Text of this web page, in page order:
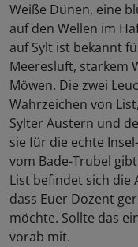
Weiße Dünen, eine
auf den Wellen im
auf Sylt ist bekannt
Meeresluft, starkem
Möwen. Die zwei
Wahrzeichen von
Sylter Austern und
sie für die echte
vom Bade-Trubel
List befindet sich die
dass Euer Dozent
möchte. Sollte das
vorab mit.